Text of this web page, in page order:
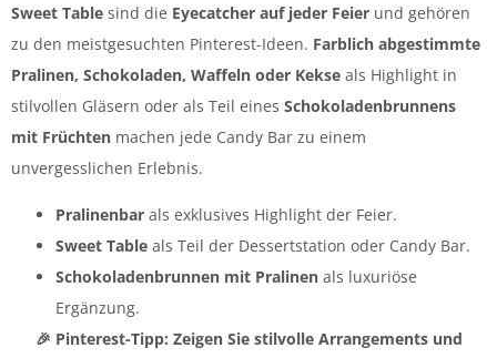
Sweet Table sind die Eyecatcher auf jeder Feier und gehören
zu den meistgesuchten Pinterest-Ideen. Farblich abgestimmte
Pralinen, Schokoladen, Waffeln oder Kekse als Highlight in
stilvollen Gläsern oder als Teil eines Schokoladenbrunnens
mit Früchten machen jede Candy Bar zu einem
unvergesslichen Erlebnis.
Pralinenbar als exklusives Highlight der Feier.
Sweet Table als Teil der Dessertstation oder Candy Bar.
Schokoladenbrunnen mit Pralinen als luxuriöse
Ergänzung.
🎉 Pinterest-Tipp: Zeigen Sie stilvolle Arrangements und